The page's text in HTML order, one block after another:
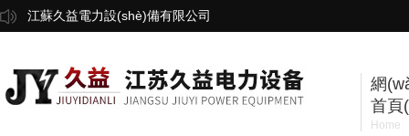
江蘇久益電力設(shè)備有限公司
網
首頁
Home